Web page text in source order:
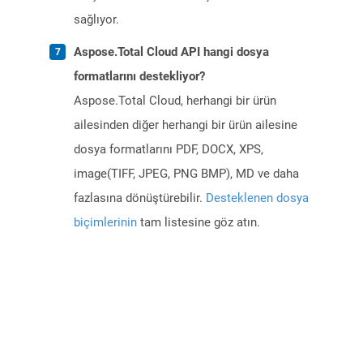
sağlıyor.
Aspose.Total Cloud API hangi dosya
formatlarını destekliyor?
Aspose.Total Cloud, herhangi bir ürün
ailesinden diğer herhangi bir ürün ailesine
dosya formatlarını PDF, DOCX, XPS,
image(TIFF, JPEG, PNG BMP), MD ve daha
fazlasına dönüştürebilir. Desteklenen dosya
biçimlerinin tam listesine göz atın.